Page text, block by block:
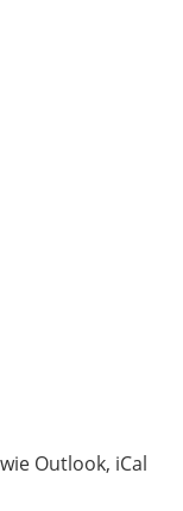
Outlook, iCal